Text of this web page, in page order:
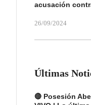
acusación
26/09/2024
Últimas
🔴 Posesión